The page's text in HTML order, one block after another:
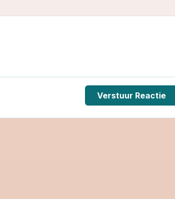
Verstuur Reactie